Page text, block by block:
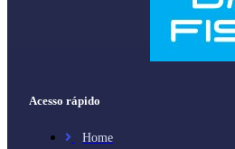
Acesso rápido
Home